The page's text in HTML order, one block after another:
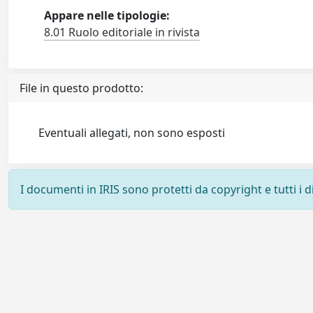
Appare nelle tipologie:
8.01 Ruolo editoriale in rivista
File in questo prodotto:
Eventuali allegati, non sono esposti
I documenti in IRIS sono protetti da copyright e tutti i